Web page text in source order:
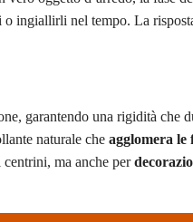
o ingiallirli nel tempo. La
garantendo una rigidità che
naturale che agglomera le
ma anche per